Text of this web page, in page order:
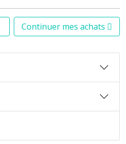
Continuer mes achats